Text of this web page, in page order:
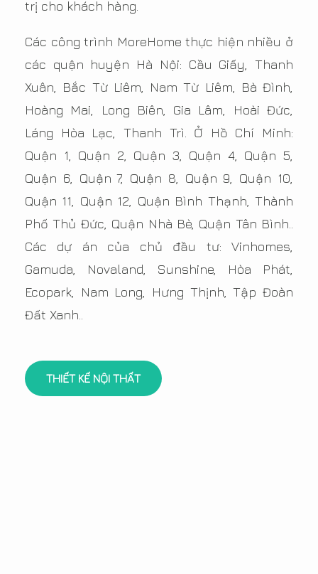
trị cho khách hàng.
Các công trình MoreHome thực hiện nhiều ở
các quận huyện Hà Nội: Cầu Giấy, Thanh
Xuân, Bắc Từ Liêm, Nam Từ Liêm, Bà Đình,
Hoàng Mai, Long Biên, Gia Lâm, Hoài Đức,
Láng Hòa Lạc, Thanh Trì. Ở Hồ Chí Minh:
Quận 1, Quận 2, Quận 3, Quận 4, Quận 5,
Quận 6, Quận 7, Quận 8, Quận 9, Quận 10,
Quận 11, Quận 12, Quận Bình Thạnh, Thành
Phố Thủ Đức, Quận Nhà Bè, Quận Tân Bình..
Các dự án của chủ đầu tư: Vinhomes,
Gamuda, Novaland, Sunshine, Hòa Phát,
Ecopark, Nam Long, Hưng Thịnh, Tập Đoàn
Đất Xanh..
THIẾT KẾ NỘI THẤT